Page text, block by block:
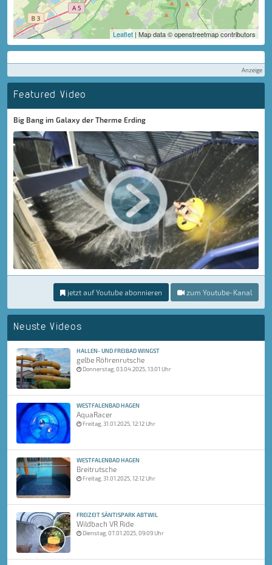
Leaflet | Map data © openstreetmap contributors
Anzeige
Featured Video
Big Bang im Galaxy der Therme Erding
jetzt auf Youtube abonnieren zum Youtube-Kanal
Neuste Videos
HALLEN- UND FREIBAD WINGST
gelbe Röhrenrutsche
Donnerstag, 03.04.2025, 13:01 Uhr
WESTFALENBAD HAGEN
AquaRacer
Freitag, 31.01.2025, 12:12 Uhr
WESTFALENBAD HAGEN
Breitrutsche
Freitag, 31.01.2025, 12:12 Uhr
FREIZEIT SÄNTISPARK ABTWIL
Wildbach VR Ride
Dienstag, 07.01.2025, 09:09 Uhr